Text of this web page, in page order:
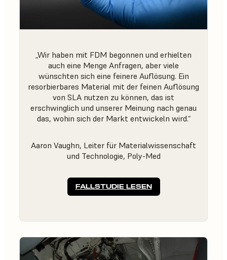
„Wir haben mit FDM begonnen und erhielten
auch eine Menge Anfragen, aber viele
wünschten sich eine feinere Auflösung. Ein
resorbierbares Material mit der feinen Auflösung
von SLA nutzen zu können, das ist
erschwinglich und unserer Meinung nach genau
das, wohin sich der Markt entwickeln wird.“
Aaron Vaughn, Leiter für Materialwissenschaft
und Technologie, Poly-Med
FALLSTUDIE LESEN